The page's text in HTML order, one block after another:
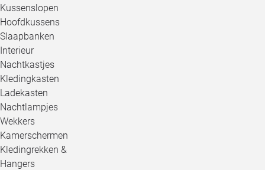
Kussenslopen
Hoofdkussens
Slaapbanken
Interieur
Nachtkastjes
Kledingkasten
Ladekasten
Nachtlampjes
Wekkers
Kamerschermen
Kledingrekken &
Hangers